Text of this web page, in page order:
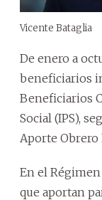
Vicente Bataglia
De enero a
beneficiarios
Beneficiarios
Social (IPS),
Aporte Obrero
En el
que aportan